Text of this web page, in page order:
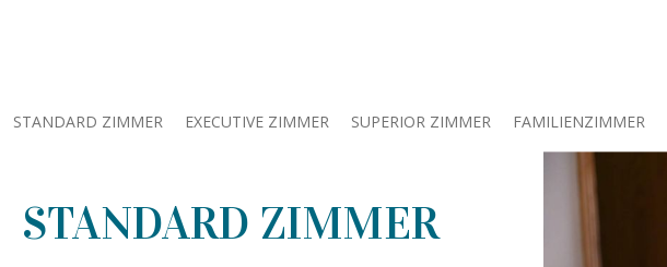
STANDARD ZIMMER EXECUTIVE ZIMMER SUPERIOR ZIMMER FAMILIENZIMMER
STANDARD ZIMMER